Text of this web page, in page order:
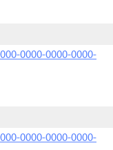
0000-0000-0000-
0000-0000-0000-